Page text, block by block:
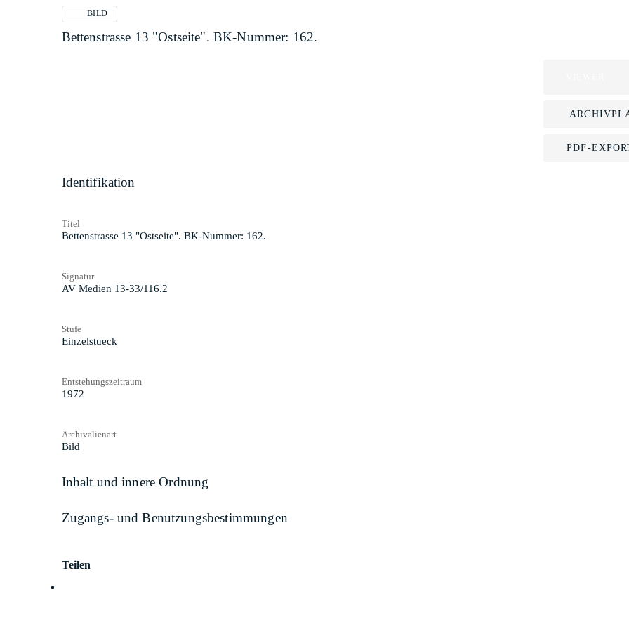
BILD
Bettenstrasse 13 "Ostseite". BK-Nummer: 162.
PDF-
Identifikation
Titel
Bettenstrasse 13 "Ostseite". BK-Nummer: 162.
Signatur
AV Medien 13-33/116.2
Stufe
Einzelstueck
Entstehungszeitraum
1972
Archivalienart
Bild
Inhalt und innere Ordnung
Zugangs- und Benutzungsbestimmungen
Teilen